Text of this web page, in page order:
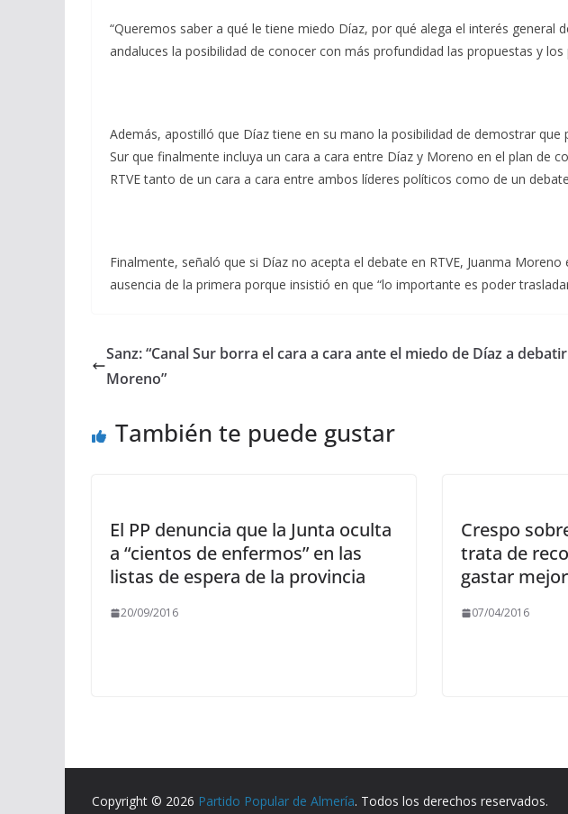
“Queremos saber a qué le tiene miedo Díaz, por qué alega el interés
andaluces la posibilidad de conocer con más profundidad las propuestas y
Además, apostilló que Díaz tiene en su mano la posibilidad de demostrar
Sur que finalmente incluya un cara a cara entre Díaz y Moreno en el plan
RTVE tanto de un cara a cara entre ambos líderes políticos como de un
Finalmente, señaló que si Díaz no acepta el debate en RTVE, Juanma
ausencia de la primera porque insistió en que “lo importante es poder
Sanz: “Canal Sur borra el cara a cara ante el miedo de Díaz a
Moreno”
También te puede gustar
El PP denuncia que la Junta oculta
a “cientos de enfermos” en las
listas de espera de la provincia
20/09/2016
Crespo
trata de
gastar
07/04/2016
Copyright © 2026 Partido Popular de Almería. Todos los derechos reservados.